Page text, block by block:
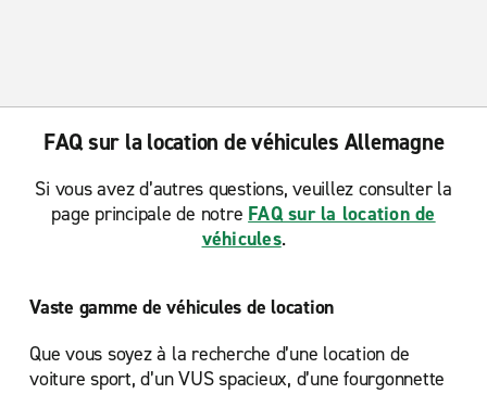
FAQ sur la location de véhicules Allemagne
Si vous avez d’autres questions, veuillez consulter la
page principale de notre FAQ sur la location de
véhicules.
Vaste gamme de véhicules de location
Que vous soyez à la recherche d’une location de
voiture sport, d’un VUS spacieux, d’une fourgonnette